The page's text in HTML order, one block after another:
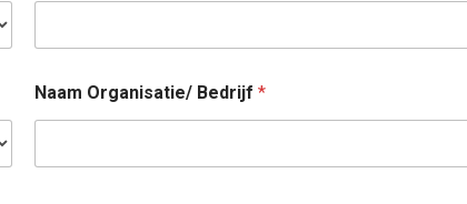
Naam Organisatie/ Bedrijf *